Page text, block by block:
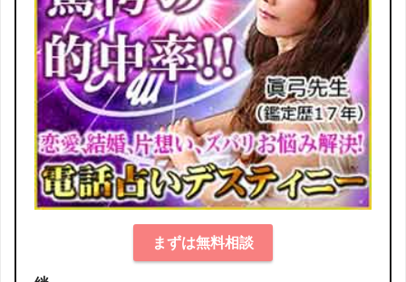
まずは無料相談